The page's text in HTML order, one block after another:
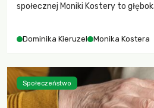
społecznej Moniki Kostery to
Dominika Kieruzel Monika Kostera
Społeczeństwo